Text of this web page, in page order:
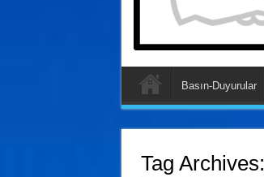
Basın-Duyurular
Tag Archives: